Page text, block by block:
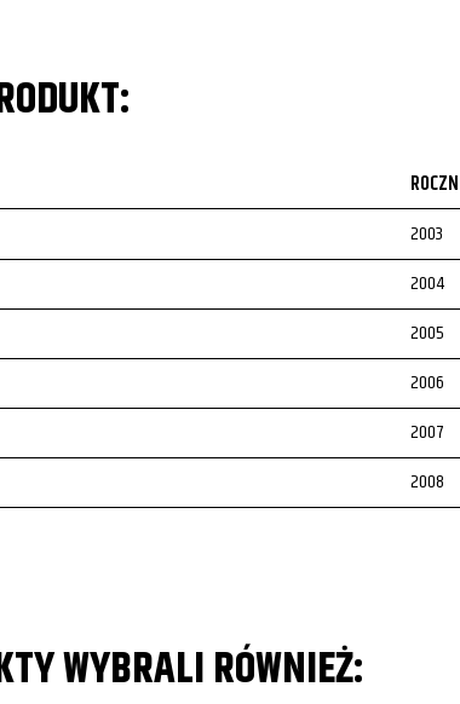
2003
2004
2005
2006
2007
2008
WYBRALI RÓWNIEŻ: